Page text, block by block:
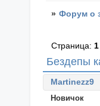
» Форум о
Бездепы
Страница: 1
Martinezz9
Новичок